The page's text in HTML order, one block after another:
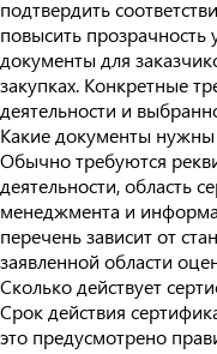
подтвердить
повысить прозрачность
документы для
закупках. Конкретные
деятельности и
Какие документы
Обычно требуются
деятельности, область
менеджмента и
перечень зависит от
заявленной области
Сколько действует
Срок действия
это предусмотрено